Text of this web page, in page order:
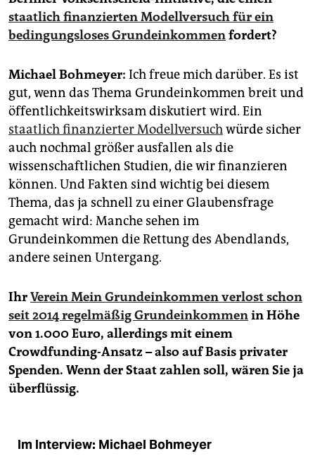
genossenschaft
epaper login
staatlich finanzierten Modellversuch für ein
bedingungsloses Grundeinkommenfordert?
Michael Bohmeyer: Ich freue mich darüber. Es ist
gut, wenn das Thema Grundeinkommen breit und
öffentlichkeitswirksam diskutiert wird. Ein
staatlich finanzierter Modellversuchwürde sicher
auch nochmal größer ausfallen als die
wissenschaftlichen Studien, die wir finanzieren
können. Und Fakten sind wichtig bei diesem
Thema, das ja schnell zu einer Glaubensfrage
gemacht wird: Manche sehen im
Grundeinkommen die Rettung des Abendlands,
andere seinen Untergang.
IhrVerein Mein Grundeinkommen verlost schon
seit 2014 regelmäßig Grundeinkommenin Höhe
von 1.000 Euro, allerdings mit einem
Crowdfunding-Ansatz – also auf Basis privater
Spenden. Wenn der Staat zahlen soll, wären Sie ja
überflüssig.
Im Interview: Michael Bohmeyer